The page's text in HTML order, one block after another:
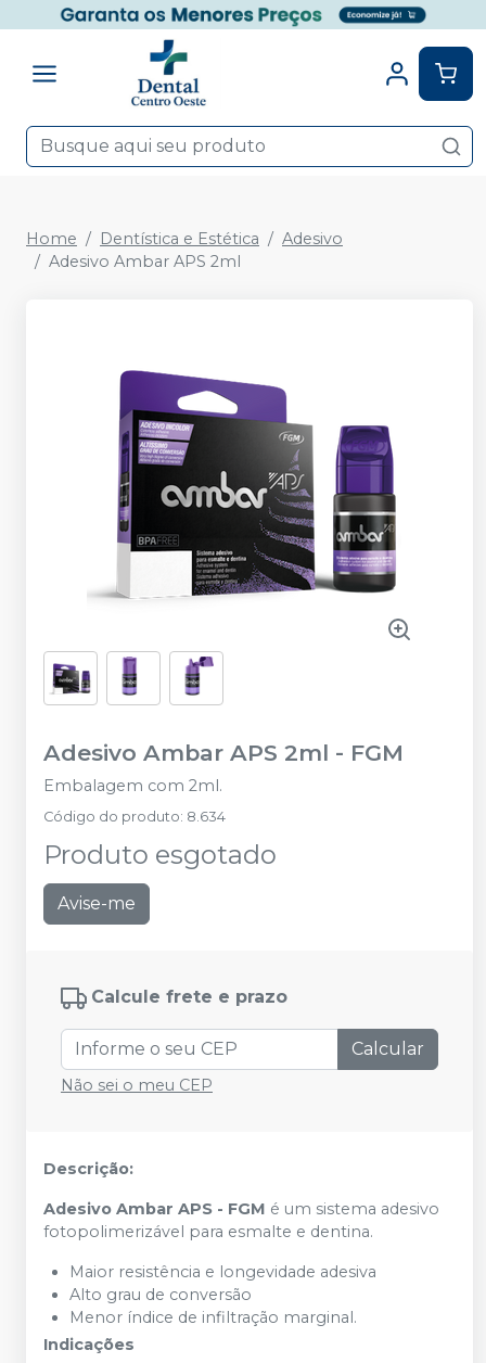
Home Dentística e Estética
Adesivo
Adesivo Ambar APS 2ml
Adesivo Ambar APS 2ml - FGM
Embalagem com 2ml.
Código do produto: 8.634
Produto esgotado
Avise-me
Calcule frete e prazo
Calcular
Não sei o meu CEP
Descrição:
Adesivo Ambar APS - FGM é um sistema adesivo
fotopolimerizável para esmalte e dentina.
Maior resistência e longevidade adesiva
Alto grau de conversão
Menor índice de infiltração marginal.
Indicações